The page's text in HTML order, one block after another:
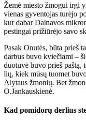
Že­mė mies­to žmo­gui ir­gi
vie­nas gy­ven­to­jas tu­rė­jo
kur da­bar Dai­na­vos
pes­tin­gai pri­žiū­rė­jo sa­vo
Pa­sak Onu­tės, bū­ta prieš
dar­bus bu­vo kvie­čia­mi –
duo­tu­vė bu­vo prieš pa­štą,
lių, kiek mū­sų tuo­met
Aly­taus žmo­nių. Bet
O.Jan­kaus­kie­nė.
Kad po­mi­do­rų der­lius